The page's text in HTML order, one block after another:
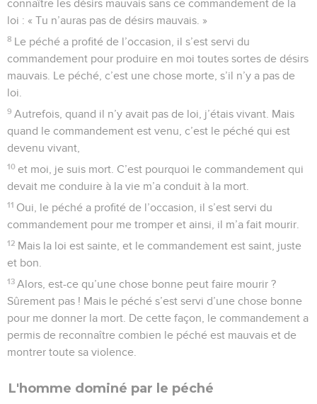
connaître les désirs mauvais sans ce commandement de la
loi : « Tu n’auras pas de désirs mauvais. »
8 Le péché a profité de l’occasion, il s’est servi du
commandement pour produire en moi toutes sortes de désirs
mauvais. Le péché, c’est une chose morte, s’il n’y a pas de
loi.
9 Autrefois, quand il n’y avait pas de loi, j’étais vivant. Mais
quand le commandement est venu, c’est le péché qui est
devenu vivant,
10 et moi, je suis mort. C’est pourquoi le commandement qui
devait me conduire à la vie m’a conduit à la mort.
11 Oui, le péché a profité de l’occasion, il s’est servi du
commandement pour me tromper et ainsi, il m’a fait mourir.
12 Mais la loi est sainte, et le commandement est saint, juste
et bon.
13 Alors, est-ce qu’une chose bonne peut faire mourir ?
Sûrement pas ! Mais le péché s’est servi d’une chose bonne
pour me donner la mort. De cette façon, le commandement a
permis de reconnaître combien le péché est mauvais et de
montrer toute sa violence.
L'homme dominé par le péché